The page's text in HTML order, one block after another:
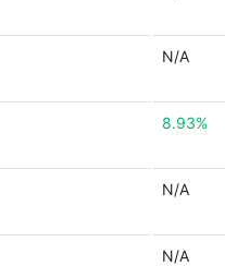
N/A
8.93%
N/A
N/A